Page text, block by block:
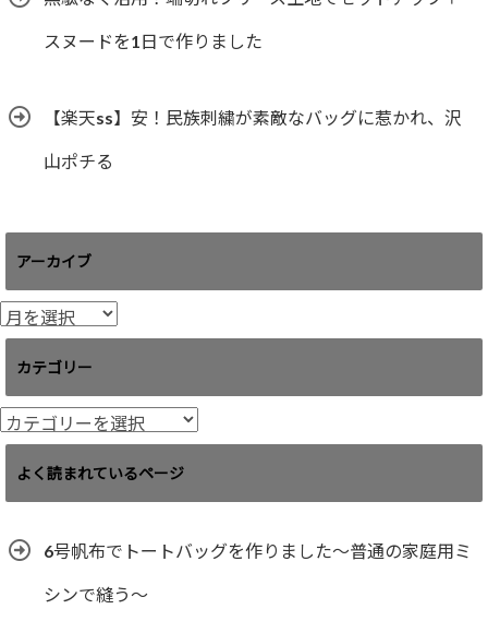
スヌードを1日で作りました
【楽天ss】安！民族刺繍が素敵なバッグに惹かれ、沢
山ポチる
アーカイブ
ア
ー
イ
ブ
カテゴリー
カ
テ
リ
よく読まれているページ
6号帆布でトートバッグを作りました〜普通の家庭用ミ
シンで縫う〜